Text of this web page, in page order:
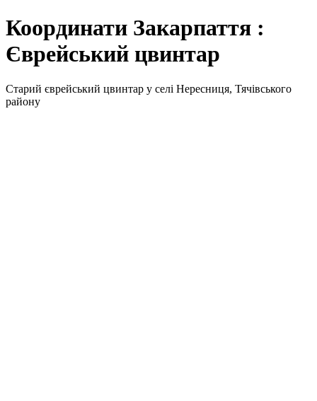
Координати Закарпаття :
Єврейський цвинтар
Старий єврейський цвинтар у селі Нересниця, Тячівського
району